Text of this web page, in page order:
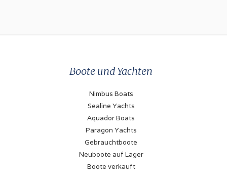
Boote und Yachten
Nimbus Boats
Sealine Yachts
Aquador Boats
Paragon Yachts
Gebrauchtboote
Neuboote auf Lager
Boote verkauft